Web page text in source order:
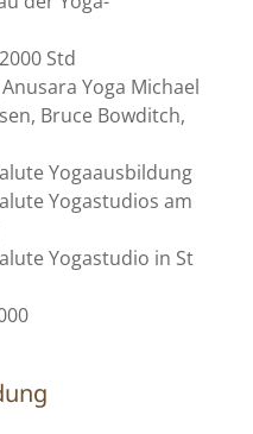
Std
Yoga Michael
Bruce Bowditch,
Yogaausbildung
Yogastudios am
Yogastudio in St